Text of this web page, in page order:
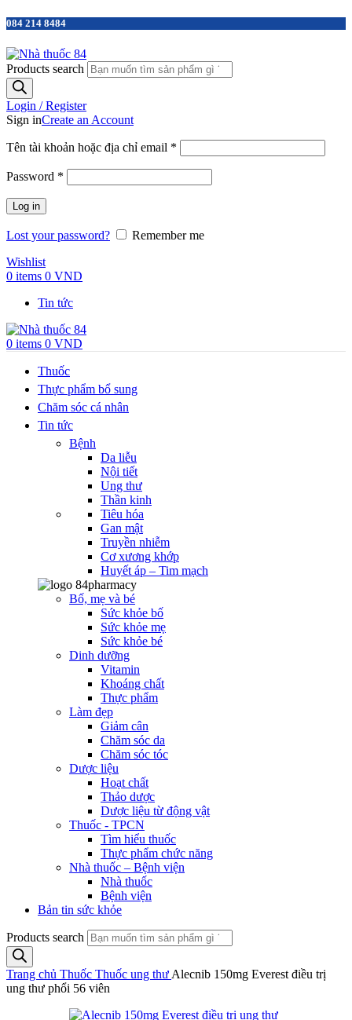
084 214 8484
Products search
Login / Register
Sign inCreate an Account
Tên tài khoản hoặc địa chỉ email *
Password *
Log in
Lost your password?
Remember me
Wishlist
0 items 0 VND
Tin tức
0 items 0 VND
Thuốc
Thực phẩm bổ sung
Chăm sóc cá nhân
Tin tức
Bệnh
Da liễu
Nội tiết
Ung thư
Thần kinh
Tiêu hóa
Gan mật
Truyền nhiễm
Cơ xương khớp
Huyết áp – Tim mạch
Bố, mẹ và bé
Sức khỏe bố
Sức khỏe mẹ
Sức khỏe bé
Dinh dưỡng
Vitamin
Khoáng chất
Thực phẩm
Làm đẹp
Giảm cân
Chăm sóc da
Chăm sóc tóc
Dược liệu
Hoạt chất
Thảo dược
Dược liệu từ động vật
Thuốc - TPCN
Tìm hiểu thuốc
Thực phẩm chức năng
Nhà thuốc – Bệnh viện
Nhà thuốc
Bệnh viện
Bản tin sức khỏe
Products search
Trang chủ Thuốc Thuốc ung thư Alecnib 150mg Everest điều trị
ung thư phổi 56 viên